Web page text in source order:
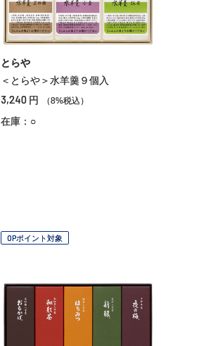
とらや
＜とらや＞水羊羹９個入
3,240 円 （8%税込）
在庫：○
OPポイント対象